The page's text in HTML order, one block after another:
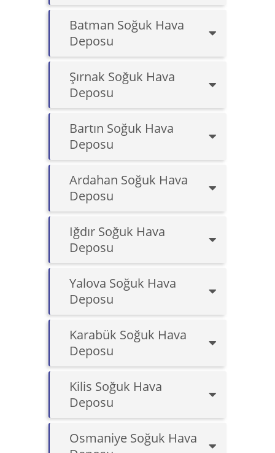
Batman Soğuk Hava
Deposu
Şırnak Soğuk Hava
Deposu
Bartın Soğuk Hava
Deposu
Ardahan Soğuk Hava
Deposu
Iğdır Soğuk Hava
Deposu
Yalova Soğuk Hava
Deposu
Karabük Soğuk Hava
Deposu
Kilis Soğuk Hava
Deposu
Osmaniye Soğuk Hava